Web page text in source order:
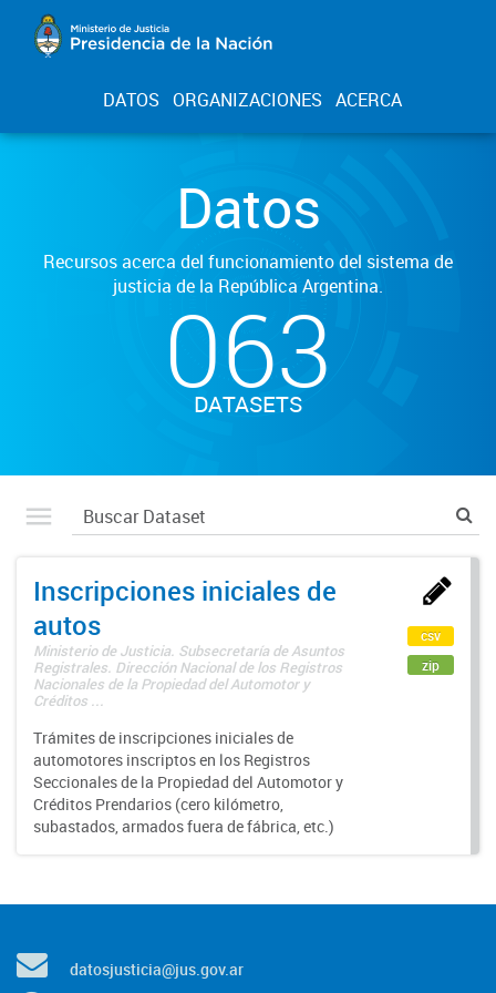
DATOS ORGANIZACIONES ACERCA
Datos
Recursos acerca del funcionamiento del sistema de
justicia de la República Argentina.
063
DATASETS
Inscripciones iniciales de
autos
Ministerio de Justicia. Subsecretaría de Asuntos
Registrales. Dirección Nacional de los Registros
Nacionales de la Propiedad del Automotor y
Créditos ...
Trámites de inscripciones iniciales de
automotores inscriptos en los Registros
Seccionales de la Propiedad del Automotor y
Créditos Prendarios (cero kilómetro,
subastados, armados fuera de fábrica, etc.)
csv
zip
datosjusticia@jus.gov.ar